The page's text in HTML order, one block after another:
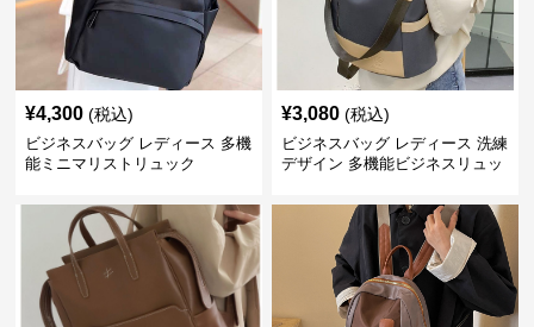
¥4,300 (税込)
ビジネスバッグ レディース 多機
能ミニマリストリュック
¥3,080 (税込)
ビジネスバッグ レディース 洗練
デザイン 多機能ビジネスリュッ